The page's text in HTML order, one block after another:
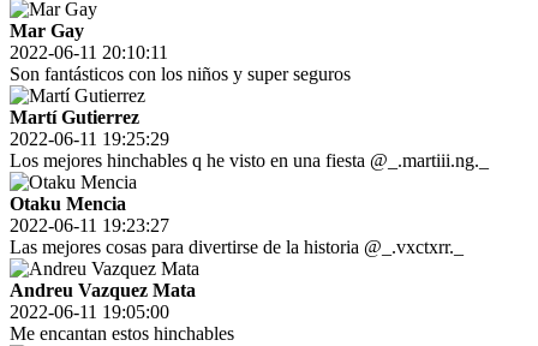
Mar Gay
2022-06-11 20:10:11
Son fantásticos con los niños y super seguros
Martí Gutierrez
2022-06-11 19:25:29
Los mejores hinchables q he visto en una fiesta @_.martiii.ng._
Otaku Mencia
2022-06-11 19:23:27
Las mejores cosas para divertirse de la historia @_.vxctxrr._
Andreu Vazquez Mata
2022-06-11 19:05:00
Me encantan estos hinchables